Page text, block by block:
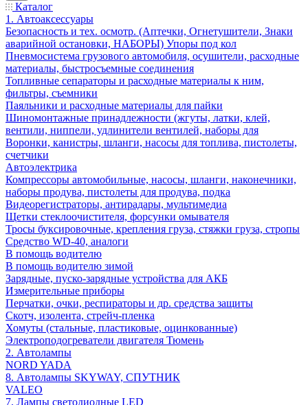
Каталог
1. Автоаксессуары
Безопасность и тех. осмотр. (Аптечки, Огнетушители, Знаки
аварийной остановки, НАБОРЫ) Упоры под кол
Пневмосистема грузового автомобиля, осушители, расходные
материалы, быстросъемные соединения
Топливные сепараторы и расходные материалы к ним,
фильтры, съемники
Паяльники и расходные материалы для пайки
Шиномонтажные принадлежности (жгуты, латки, клей,
вентили, ниппели, удлинители вентилей, наборы для
Воронки, канистры, шланги, насосы для топлива, пистолеты,
счетчики
Автоэлектрика
Компрессоры автомобильные, насосы, шланги, наконечники,
наборы продува, пистолеты для продува, подка
Видеорегистраторы, антирадары, мультимедиа
Щетки стеклоочистителя, форсунки омывателя
Тросы буксировочные, крепления груза, стяжки груза, стропы
Средство WD-40, аналоги
В помощь водителю
В помощь водителю зимой
Зарядные, пуско-зарядные устройства для АКБ
Измерительные приборы
Перчатки, очки, респираторы и др. средства защиты
Скотч, изолента, стрейч-пленка
Хомуты (стальные, пластиковые, оцинкованные)
Электроподогреватели двигателя Тюмень
2. Автолампы
NORD YADA
8. Автолампы SKYWAY, СПУТНИК
VALEO
7. Лампы светодиодные LED